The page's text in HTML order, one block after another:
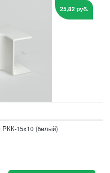
25,82 руб.
15х10 (белый)